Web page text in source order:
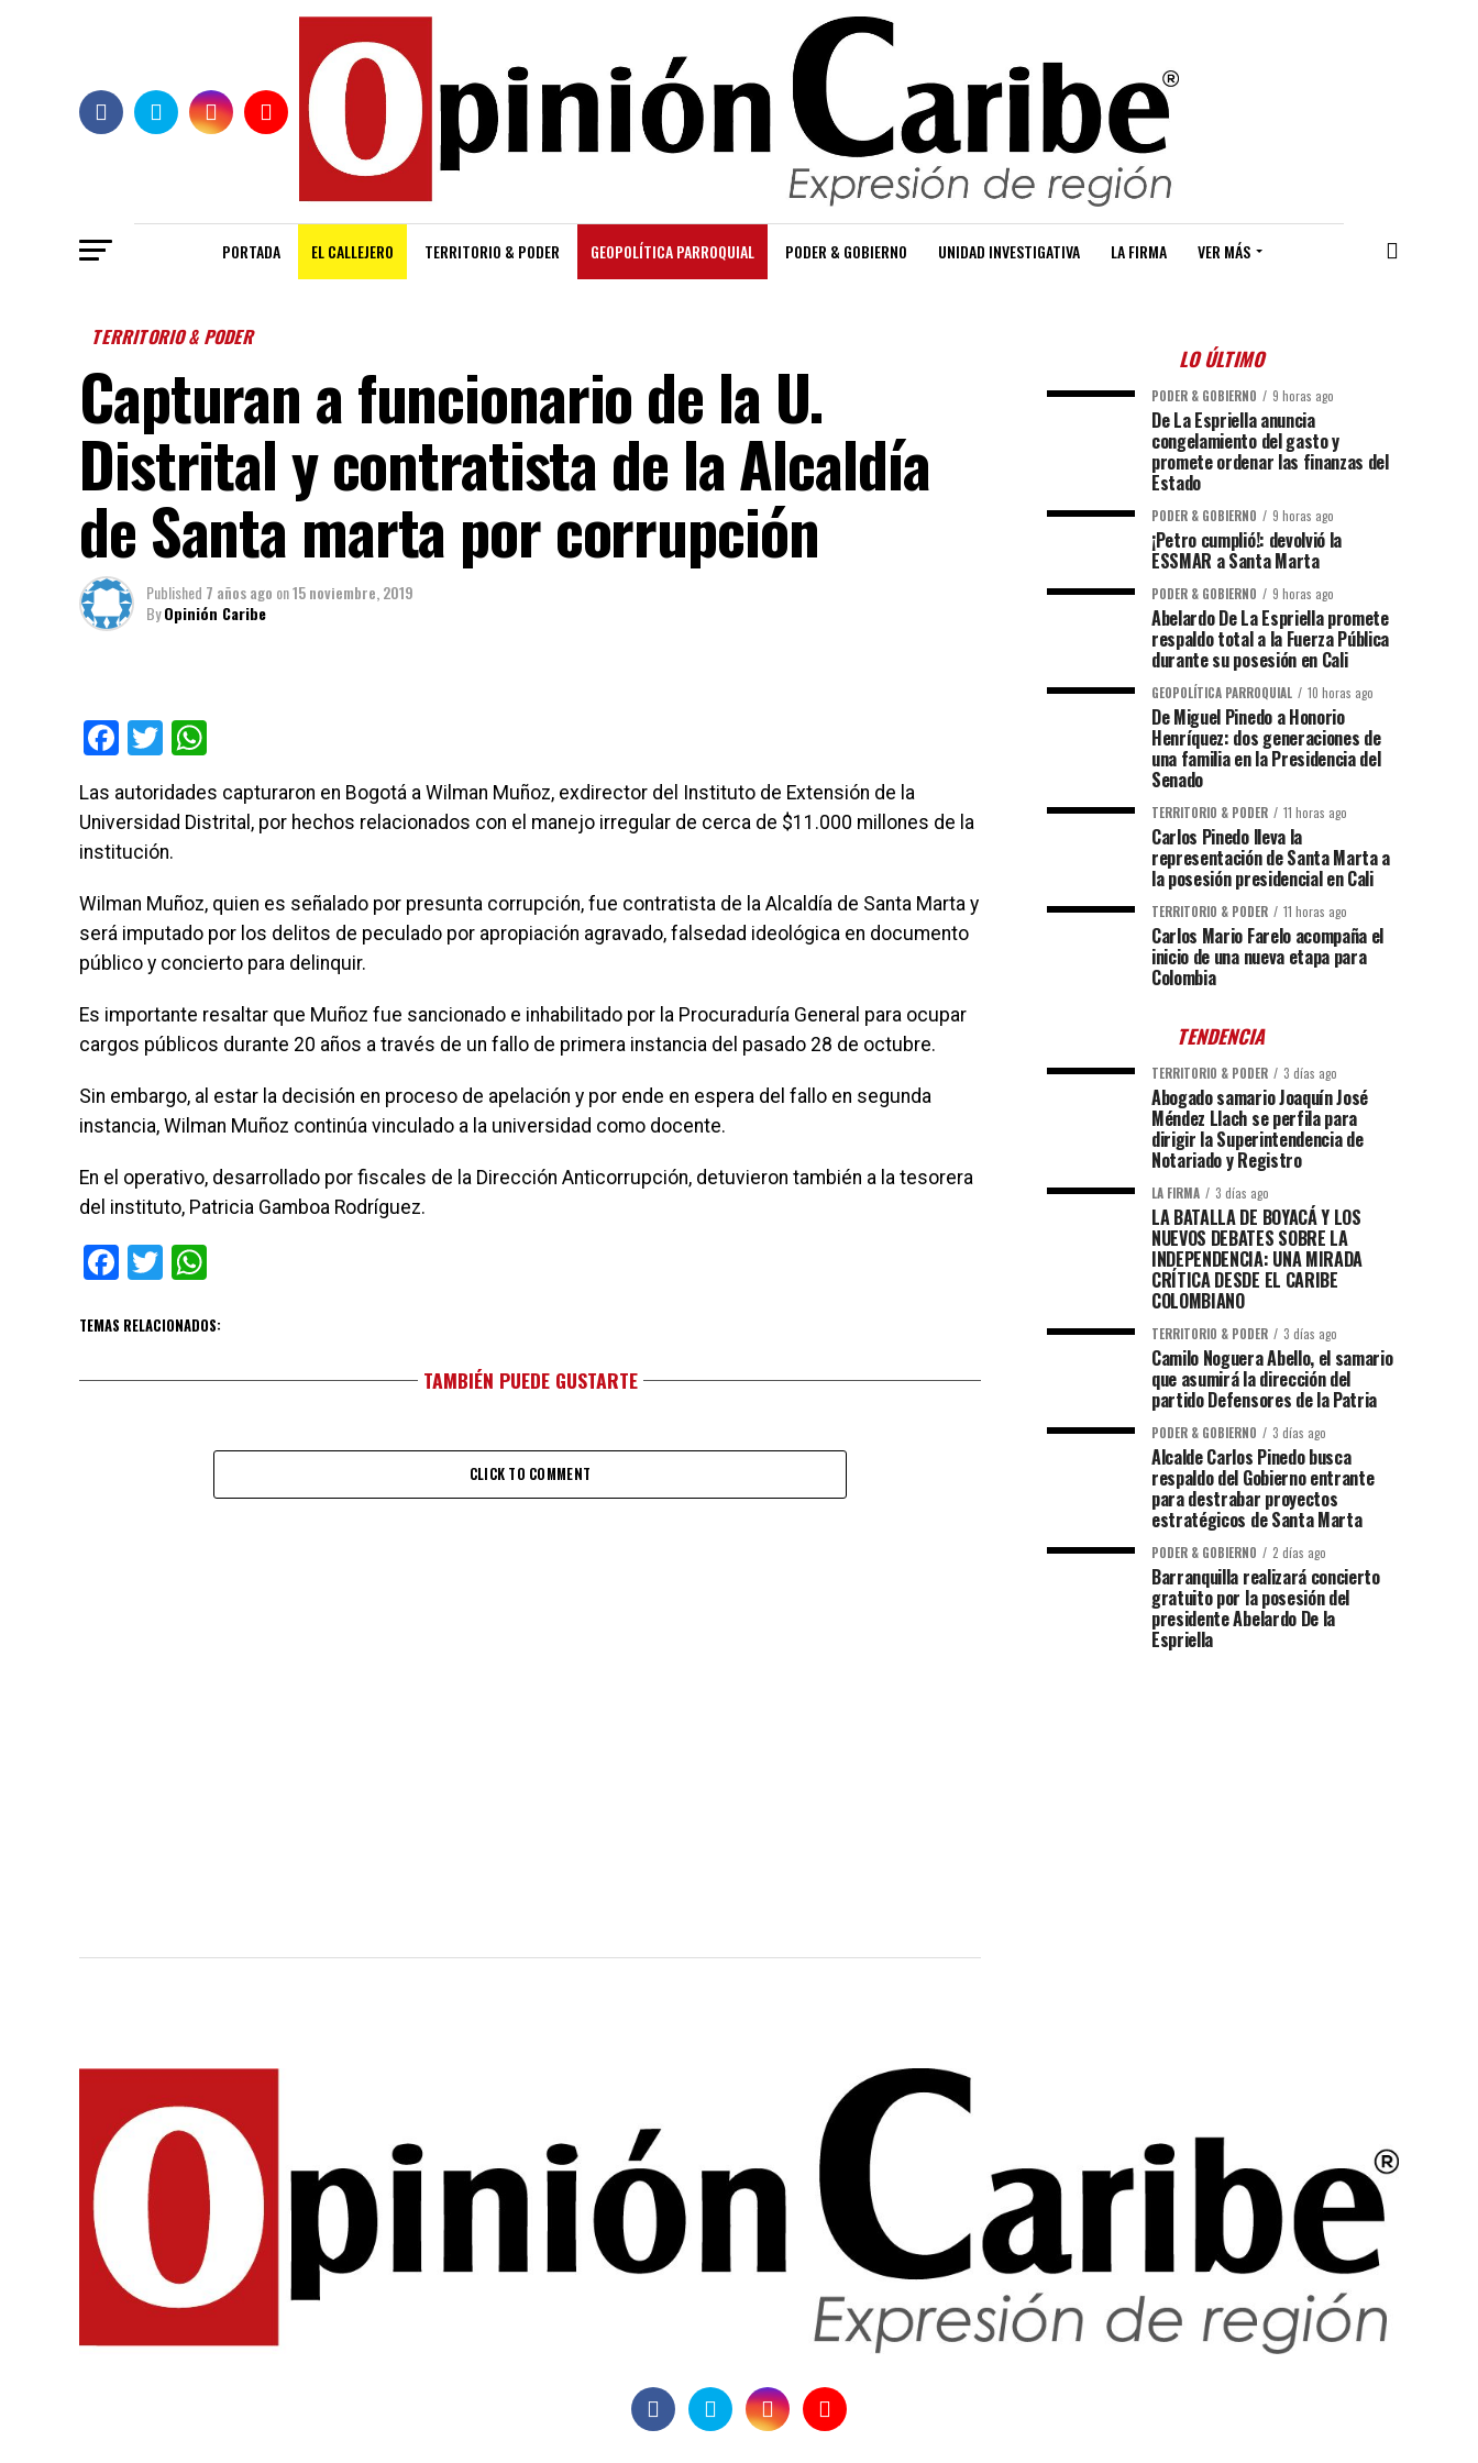
PORTADA EL CALLEJERO TERRITORIO & PODER GEOPOLÍTICA PARROQUIAL PODER & GOBIERNO UNIDAD INVESTIGATIVA LA FIRMA VER MÁS
TERRITORIO & PODER
Capturan a funcionario de la U.
Distrital y contratista de la Alcaldía
de Santa marta por corrupción
Published 7 años ago on15 noviembre, 2019
ByOpinión Caribe
Facebook
Twitter
Las autoridades capturaron en Bogotá a Wilman Muñoz, exdirector del Instituto de Extensión de la
Universidad Distrital, por hechos relacionados con el manejo irregular de cerca de $11.000 millones de la
institución.
Wilman Muñoz, quien es señalado por presunta corrupción, fue contratista de la Alcaldía de Santa Marta y
será imputado por los delitos de peculado por apropiación agravado, falsedad ideológica en documento
público y concierto para delinquir.
Es importante resaltar que Muñoz fue sancionado e inhabilitado por la Procuraduría General para ocupar
cargos públicos durante 20 años a través de un fallo de primera instancia del pasado 28 de octubre.
Sin embargo, al estar la decisión en proceso de apelación y por ende en espera del fallo en segunda
instancia, Wilman Muñoz continúa vinculado a la universidad como docente.
En el operativo, desarrollado por fiscales de la Dirección Anticorrupción, detuvieron también a la tesorera
del instituto, Patricia Gamboa Rodríguez.
Facebook
Twitter
TEMAS RELACIONADOS:
TAMBIÉN PUEDE GUSTARTE
CLICK TO COMMENT
LO ÚLTIMO
PODER & GOBIERNO 9 horas ago
De La Espriella anuncia
congelamiento del gasto y
promete ordenar las finanzas del
Estado
PODER & GOBIERNO 9 horas ago
¡Petro cumplió!: devolvió la
ESSMAR a Santa Marta
PODER & GOBIERNO 9 horas ago
Abelardo De La Espriella promete
respaldo total a la Fuerza Pública
durante su posesión en Cali
GEOPOLÍTICA PARROQUIAL 10 horas ago
De Miguel Pinedo a Honorio
Henríquez: dos generaciones de
una familia en la Presidencia del
Senado
TERRITORIO & PODER 11 horas ago
Carlos Pinedo lleva la
representación de Santa Marta a
la posesión presidencial en Cali
TERRITORIO & PODER 11 horas ago
Carlos Mario Farelo acompaña el
inicio de una nueva etapa para
Colombia
TENDENCIA
TERRITORIO & PODER 3 días ago
Abogado samario Joaquín José
Méndez Llach se perfila para
dirigir la Superintendencia de
Notariado y Registro
LA FIRMA 3 días ago
LA BATALLA DE BOYACÁ Y LOS
NUEVOS DEBATES SOBRE LA
INDEPENDENCIA: UNA MIRADA
CRÍTICA DESDE EL CARIBE
COLOMBIANO
TERRITORIO & PODER 3 días ago
Camilo Noguera Abello, el samario
que asumirá la dirección del
partido Defensores de la Patria
PODER & GOBIERNO 3 días ago
Alcalde Carlos Pinedo busca
respaldo del Gobierno entrante
para destrabar proyectos
estratégicos de Santa Marta
PODER & GOBIERNO 2 días ago
Barranquilla realizará concierto
gratuito por la posesión del
presidente Abelardo De la
Espriella